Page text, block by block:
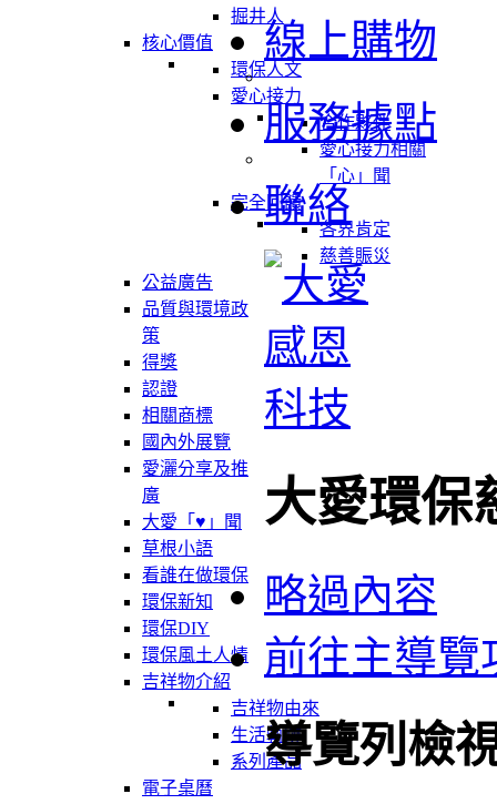
掘井人
核心價值
環保人文
愛心接力
合作夥伴
愛心接力相關
「心」聞
完全回饋
各界肯定
慈善賑災
公益廣告
品質與環境政
策
得獎
認證
相關商標
國內外展覽
愛灑分享及推
廣
大愛「♥」聞
草根小語
看誰在做環保
環保新知
環保DIY
環保風土人情
吉祥物介紹
吉祥物由來
生活軌跡
系列產品
電子桌曆
線上購物
服務據點
聯絡
大愛環保
略過內容
前往主導覽
導覽列檢